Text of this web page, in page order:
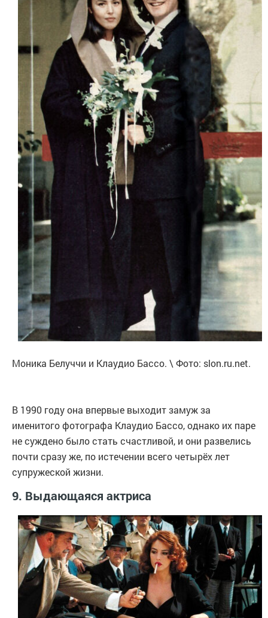
Моника Белуччи и Клаудио Бассо. \ Фото: slon.ru.net.
В 1990 году она впервые выходит замуж за
именитого фотографа Клаудио Бассо, однако их паре
не суждено было стать счастливой, и они развелись
почти сразу же, по истечении всего четырёх лет
супружеской жизни.
9. Выдающаяся актриса